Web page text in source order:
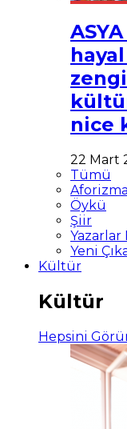
nice
22 Mart
Tümü
Aforizma
Öykü
Şiir
Yazarlar
Yeni
Kültür
Kültür
Hepsini